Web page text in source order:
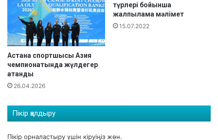
л
е
г
е
р
а
т
н
д
а
н
ж
а
с
Астана спортшысы Азия
чемпионатында жүлдегер
атанды
26.04.2026
түрлері бойынша
жалпылама мәлімет
15.07.2022
Пікір қалдыру
Пікір орналастыру үшін кіруіңіз жөн.